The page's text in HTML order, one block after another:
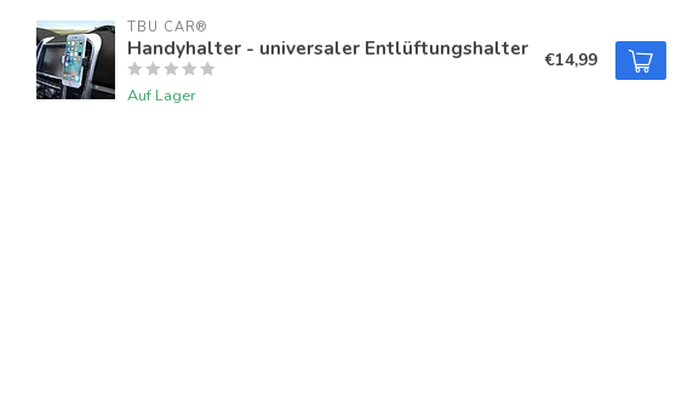
TBU CAR®
Handyhalter - universaler Entlüftungshalter
Auf Lager
€14,99